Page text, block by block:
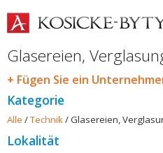
Glasereien,
+ Fügen Sie ein
Kategorie
Alle /Technik/Glasereien,
Lokalität